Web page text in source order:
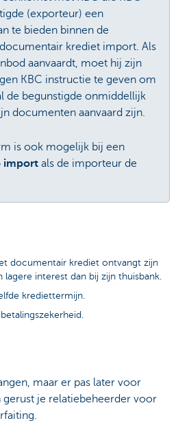
(exporteur) een
te bieden binnen de
krediet import. Als
aanvaardt, moet hij zijn
KBC instructie te geven om
de begunstigde onmiddellijk
documenten aanvaard zijn.
is ook mogelijk bij een
import als de importeur de
documentair krediet ontvangt zijn
lagere interest dan bij zijn thuisbank.
krediettermijn.
maar er pas later voor
gerust je relatiebeheerder voor